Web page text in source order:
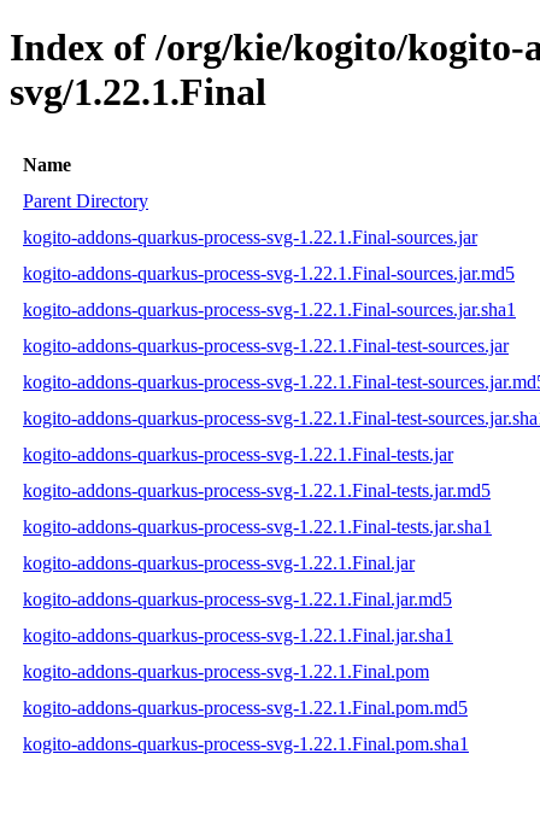
Index of /org/kie/kogito/kogito-
svg/1.22.1.Final
Name
Parent Directory
kogito-addons-quarkus-process-svg-1.22.1.Final-sources.jar
kogito-addons-quarkus-process-svg-1.22.1.Final-sources.jar.md5
kogito-addons-quarkus-process-svg-1.22.1.Final-sources.jar.sha1
kogito-addons-quarkus-process-svg-1.22.1.Final-test-sources.jar
kogito-addons-quarkus-process-svg-1.22.1.Final-test-
kogito-addons-quarkus-process-svg-1.22.1.Final-test-
kogito-addons-quarkus-process-svg-1.22.1.Final-tests.jar
kogito-addons-quarkus-process-svg-1.22.1.Final-tests.jar.md5
kogito-addons-quarkus-process-svg-1.22.1.Final-tests.jar.sha1
kogito-addons-quarkus-process-svg-1.22.1.Final.jar
kogito-addons-quarkus-process-svg-1.22.1.Final.jar.md5
kogito-addons-quarkus-process-svg-1.22.1.Final.jar.sha1
kogito-addons-quarkus-process-svg-1.22.1.Final.pom
kogito-addons-quarkus-process-svg-1.22.1.Final.pom.md5
kogito-addons-quarkus-process-svg-1.22.1.Final.pom.sha1